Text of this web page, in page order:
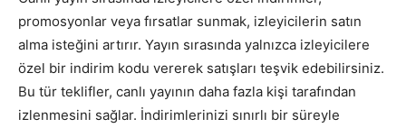
promosyonlar veya fırsatlar sunmak, izleyicilerin satın
alma isteğini artırır. Yayın sırasında yalnızca izleyicilere
özel bir indirim kodu vererek satışları teşvik edebilirsiniz.
Bu tür teklifler, canlı yayının daha fazla kişi tarafından
izlenmesini sağlar. İndirimlerinizi sınırlı bir süreyle